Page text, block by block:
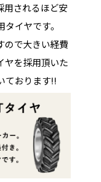
用されるほど安
イヤです。
ので大きい経費
ヤを採用頂いた
ております!!